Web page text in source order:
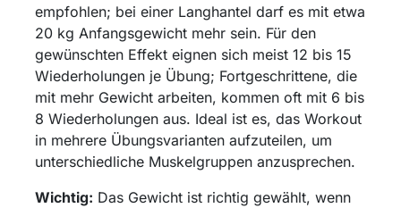
empfohlen; bei einer Langhantel darf es mit etwa
20 kg Anfangsgewicht mehr sein. Für den
gewünschten Effekt eignen sich meist 12 bis 15
Wiederholungen je Übung; Fortgeschrittene, die
mit mehr Gewicht arbeiten, kommen oft mit 6 bis
8 Wiederholungen aus. Ideal ist es, das Workout
in mehrere Übungsvarianten aufzuteilen, um
unterschiedliche Muskelgruppen anzusprechen.
Wichtig: Das Gewicht ist richtig gewählt, wenn